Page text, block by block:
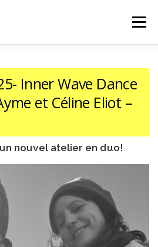
Menu
LES DANSES LIBRES
ÉVÈNEMENTS AILLEURS
Inner Wave Dance
et Céline Eliot –
nouvel atelier en duo!